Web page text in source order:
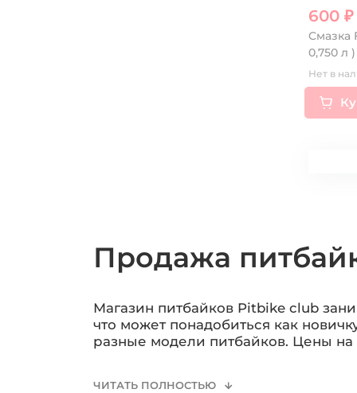
600
Cмазка
0,750 л )
Нет в
Продажа
Магазин питбайков Pitbike club
что может понадобиться как
разные модели питбайков. Цены
ЧИТАТЬ ПОЛНОСТЬЮ